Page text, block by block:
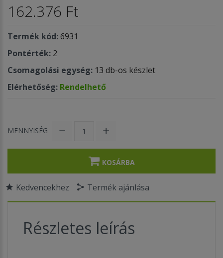
162.376 Ft
Termék kód:6931
Pontérték: 2
Csomagolási egység: 13 db-os készlet
Elérhetőség: Rendelhető
MENNYISÉG
KOSÁRBA
Kedvencekhez Termék ajánlása
Részletes leírás